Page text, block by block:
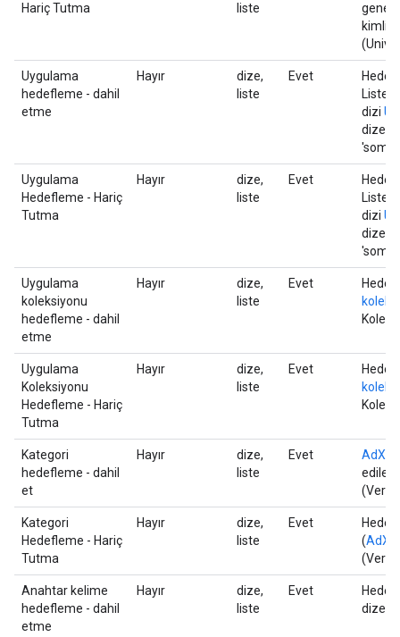
Hariç Tutma
liste
genel
kimliği
Uygulama
hedefleme - dahil
etme
Hayır
dize,
liste
Evet
Liste,
dizi
Uygulama
Hedefleme - Hariç
Tutma
Hayır
dize,
liste
Evet
Liste,
dizi
Uygulama
koleksiyonu
hedefleme - dahil
etme
Hayır
dize,
liste
Evet
Uygulama
Koleksiyonu
Hedefleme - Hariç
Tutma
Hayır
dize,
liste
Evet
Kategori
hedefleme - dahil
et
Hayır
dize,
liste
Evet
AdX
Kategori
Hedefleme - Hariç
Tutma
Hayır
dize,
liste
Evet
(AdX
Anahtar kelime
hedefleme - dahil
etme
Hayır
dize,
liste
Evet